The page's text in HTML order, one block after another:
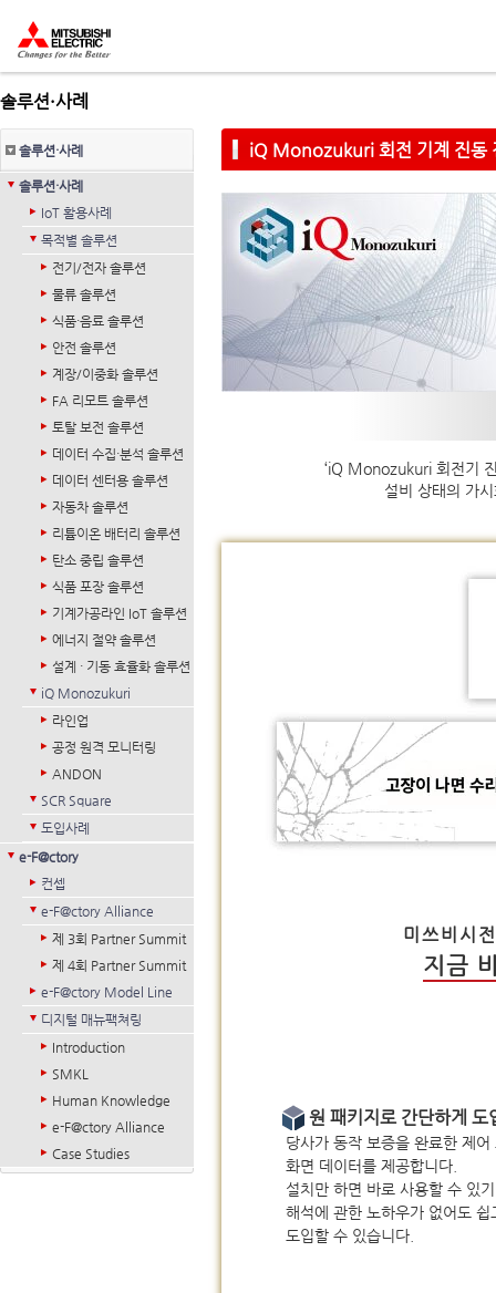
솔루션·사례
솔루션·사례
솔루션·사례
IoT 활용사례
목적별 솔루션
전기/전자 솔루션
물류 솔루션
식품·음료 솔루션
안전 솔루션
계장/이중화 솔루션
FA 리모트 솔루션
토탈 보전 솔루션
데이터 수집·분석 솔루션
데이터 센터용 솔루션
자동차 솔루션
리튬이온 배터리 솔루션
탄소 중립 솔루션
식품 포장 솔루션
기계가공라인 IoT 솔루션
에너지 절약 솔루션
설계 · 기동 효율화 솔루션
iQ Monozukuri
라인업
공정 원격 모니터링
ANDON
SCR Square
도입사례
e-F@ctory
컨셉
e-F@ctory Alliance
제 3회 Partner Summit
제 4회 Partner Summit
e-F@ctory Model Line
디지털 매뉴팩쳐링
Introduction
SMKL
Human Knowledge
e-F@ctory Alliance
Case Studies
iQ Monozukuri 회전 기계 진동
‘iQ Monozukuri 회전기
설비 상태의 가
미쓰비시
지금
원 패키지로 간단하게 도
당사가 동작 보증을 완료한 제어
화면 데이터를 제공합니다.
설치만 하면 바로 사용할 수 있
해석에 관한 노하우가 없어도 쉽
도입할 수 있습니다.